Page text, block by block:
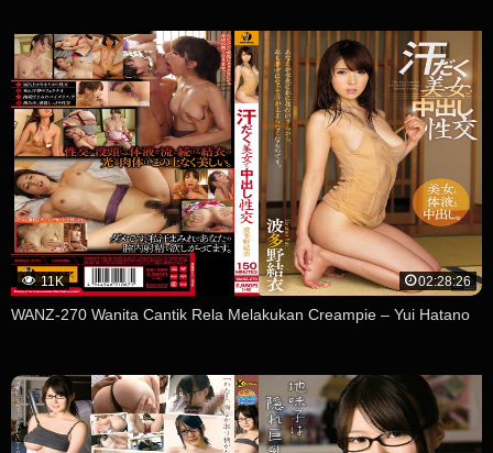
11K 02:28:26
WANZ-270 Wanita Cantik Rela Melakukan Creampie – Yui Hatano